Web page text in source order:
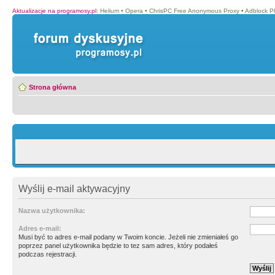
Aktualizacje na programosy.pl: Helium • Opera • ChrisPC Free Anonymous Proxy • Adblock
Strona główna
Wyślij e-mail aktywacyjny
Nazwa użytkownika:
Adres e-mail:
Musi być to adres e-mail podany w Twoim koncie. Jeżeli nie zmieniałeś go
poprzez panel użytkownika będzie to tez sam adres, który podałeś
podczas rejestracji.